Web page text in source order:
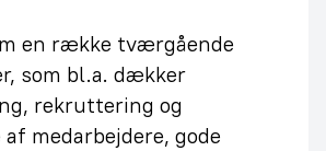
en række tværgående
som bl.a. dækker
rekruttering og
medarbejdere, gode